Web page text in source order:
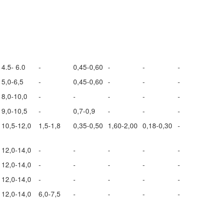
4.5- 6.0 - 0,45-0,60 - - -
5,0-6,5 - 0,45-0,60 - - -
8,0-10,0 - - - - -
9,0-10,5 - 0,7-0,9 - - -
10,5-12,0 1,5-1,8 0,35-0,50 1,60-2,00 0,18-0,30 -
12,0-14,0 - - - - -
12,0-14,0 - - - - -
12,0-14,0 - - - - -
12,0-14,0 6,0-7,5 - - - -